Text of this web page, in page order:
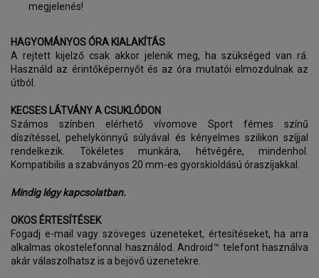
megjelenés!
HAGYOMÁNYOS ÓRA KIALAKÍTÁS
A rejtett kijelző csak akkor jelenik meg, ha szükséged van rá.
Használd az érintőképernyőt és az óra mutatói elmozdulnak az
útból.
KECSES LÁTVÁNY A CSUKLÓDON
Számos színben elérhető vívomove Sport fémes színű
díszítéssel, pehelykönnyű súlyával és kényelmes szilikon szíjjal
rendelkezik. Tökéletes munkára, hétvégére, mindenhol.
Kompatibilis a szabványos 20 mm-es gyorskioldású óraszíjakkal.
Mindig légy kapcsolatban.
OKOS ÉRTESÍTÉSEK
Fogadj e-mail vagy szöveges üzeneteket, értesítéseket, ha arra
alkalmas okostelefonnal használod. Android™ telefont használva
akár válaszolhatsz is a bejövő üzenetekre.